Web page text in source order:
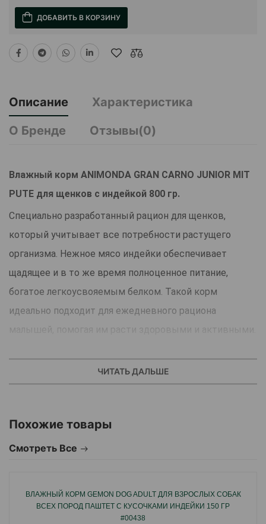
ДОБАВИТЬ В КОРЗИНУ
Описание
Характеристика
О Бренде
Отзывы(0)
Влажный корм ANIMONDA GRAN CARNO JUNIOR MIT
PUTE для щенков с индейкой 800 гр.
Специально разработанный рацион для щенков,
который учитывает все потребности растущего
организма. Нежное мясо индейки обеспечивает
щадящее и в то же время полноценное питание,
богатое легкоусвояемым белком. Такой корм
идеально подходит для ежедневного рациона
малышей, помогая им расти здоровыми и активными.
Германии из свежего отборного мяса. В процессе
полезные вещества, необходимые для правильного
развития.
Полноценное питание для щенков на основе
ЧИТАТЬ ДАЛЬШЕ
Похожие товары
Смотреть Все
ВЛАЖНЫЙ КОРМ GEMON DOG ADULT ДЛЯ ВЗРОСЛЫХ СОБАК
ВСЕХ ПОРОД ПАШТЕТ С КУСОЧКАМИ ИНДЕЙКИ 150 ГР
#00438